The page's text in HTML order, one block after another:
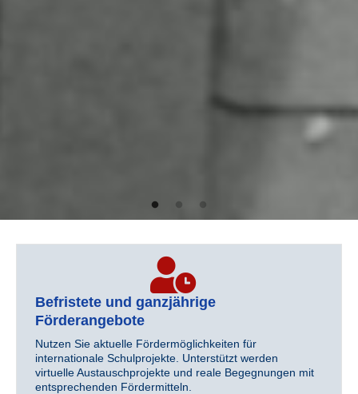
Befristete und ganzjährige
Förderangebote
Nutzen Sie aktuelle Fördermöglichkeiten für
internationale Schulprojekte. Unterstützt werden
virtuelle Austauschprojekte und reale Begegnungen mit
entsprechenden Fördermitteln.